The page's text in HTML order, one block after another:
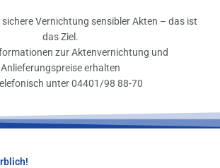
Vernichtung sensibler Akten – das ist
das Ziel.
zur Aktenvernichtung und
Anlieferungspreise erhalten
unter 04401/98 88-70